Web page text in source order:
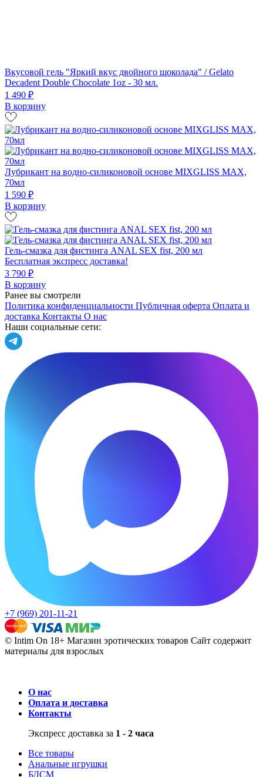
Вкусовой гель "Яркий вкус двойного шоколада" / Gelato
Decadent Double Chocolate 1oz - 30 мл.
1 490 ₽
В корзину
Лубрикант на водно-силиконовой основе MIXGLISS MAX,
70мл
1 590 ₽
В корзину
Гель-смазка для фистинга ANAL SEX fist, 200 мл
Бесплатная экспресс доставка!
3 790 ₽
В корзину
Ранее вы смотрели
Политика конфиденциальности Публичная оферта Оплата и
доставка Контакты О нас
Наши социальные сети:
+7 (969) 201-11-21
© Intim On 18+ Магазин эротических товаров Сайт содержит
материалы для взрослых
О нас
Оплата и доставка
Контакты
Экспресс доставка за 1 - 2 часа
Все товары
Анальные игрушки
БДСМ